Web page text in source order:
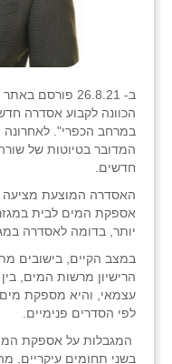
ב- 26.8.21
הכוונה לקבוע אסדרה
במרחב הכפרי". לאחרונה
המדובר בטיוטות של
חדשים.
האסדרה המוצעת מציעה
אספקת המים לבית
יותר, בדומה לאסדרה
במצב הקיים, בישובים
הרישיון מרשות המים,
עצמאי, והיא מספקת מים
לפי הסדרים פנימיים.
המגבלות על אספקת
בשני תחומים עיקריים,